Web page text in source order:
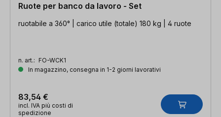
Ruote per banco da lavoro - Set
ruotabile a 360° | carico utile (totale) 180 kg | 4 ruote
n. art.: FO-WCK1
In magazzino, consegna in 1-2 giorni lavorativi
83,54 €
incl. IVA più costi di
spedizione